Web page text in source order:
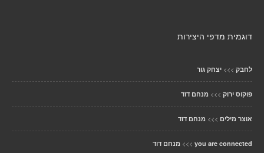
דוגמית מדפי היצירות
לחבק >>> יצחק גור
פוקוס ירוק >>> מנחם דוד
אוצר מילים >>> מנחם דוד
you are connected
>>> מנחם דוד